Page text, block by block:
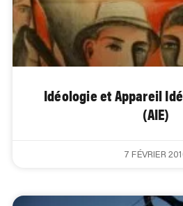
Idéologie et Appareil
(AIE)
7 FÉVRIER